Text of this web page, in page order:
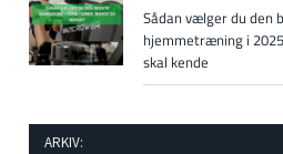
Sådan vælger du den
hjemmetræning i
skal kende
ARKIV: